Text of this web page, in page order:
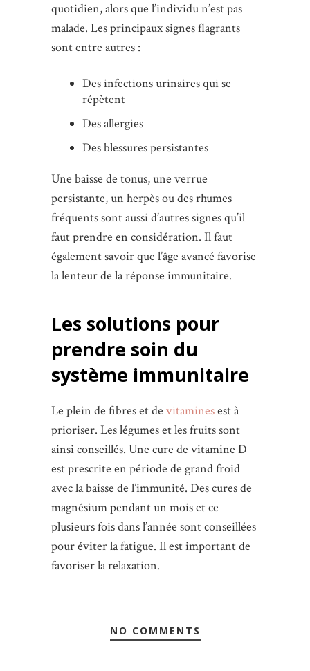
quotidien, alors que l’individu n’est pas
malade. Les principaux signes flagrants
sont entre autres :
Des infections urinaires qui se
répètent
Des allergies
Des blessures persistantes
Une baisse de tonus, une verrue
persistante, un herpès ou des rhumes
fréquents sont aussi d’autres signes qu’il
faut prendre en considération. Il faut
également savoir que l’âge avancé favorise
la lenteur de la réponse immunitaire.
Les solutions pour
prendre soin du
système immunitaire
Le plein de fibres et de vitaminesest à
prioriser. Les légumes et les fruits sont
ainsi conseillés. Une cure de vitamine D
est prescrite en période de grand froid
avec la baisse de l’immunité. Des cures de
magnésium pendant un mois et ce
plusieurs fois dans l’année sont conseillées
pour éviter la fatigue. Il est important de
favoriser la relaxation.
NO COMMENTS